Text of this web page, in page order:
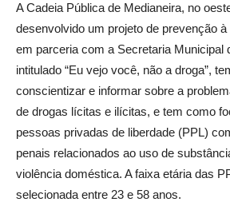
A Cadeia Pública de Medianeira, no
desenvolvido um projeto de prevenção
em parceria com a Secretaria Municipal
intitulado “Eu vejo você, não a droga”,
conscientizar e informar sobre a
de drogas lícitas e ilícitas, e tem como
pessoas privadas de liberdade (PPL)
penais relacionados ao uso de
violência doméstica. A faixa etária das
selecionada entre 23 e 58 anos.